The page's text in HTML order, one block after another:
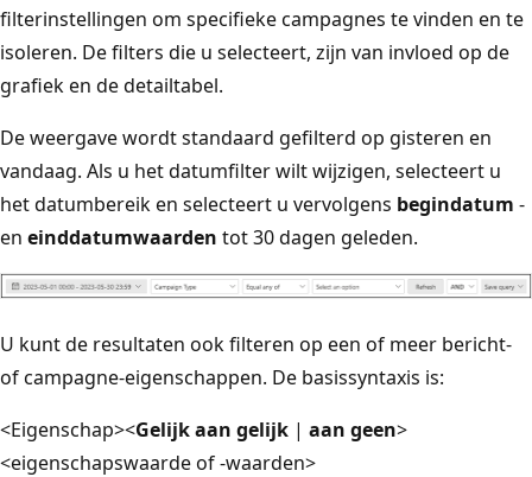
filterinstellingen om specifieke campagnes te vinden en te
isoleren. De filters die u selecteert, zijn van invloed op de
grafiek en de detailtabel.
De weergave wordt standaard gefilterd op gisteren en
vandaag. Als u het datumfilter wilt wijzigen, selecteert u
het datumbereik en selecteert u vervolgens begindatum -
en einddatumwaarden tot 30 dagen geleden.
U kunt de resultaten ook filteren op een of meer bericht-
of campagne-eigenschappen. De basissyntaxis is:
<Eigenschap><Gelijk aan gelijk | aan geen>
<eigenschapswaarde of -waarden>